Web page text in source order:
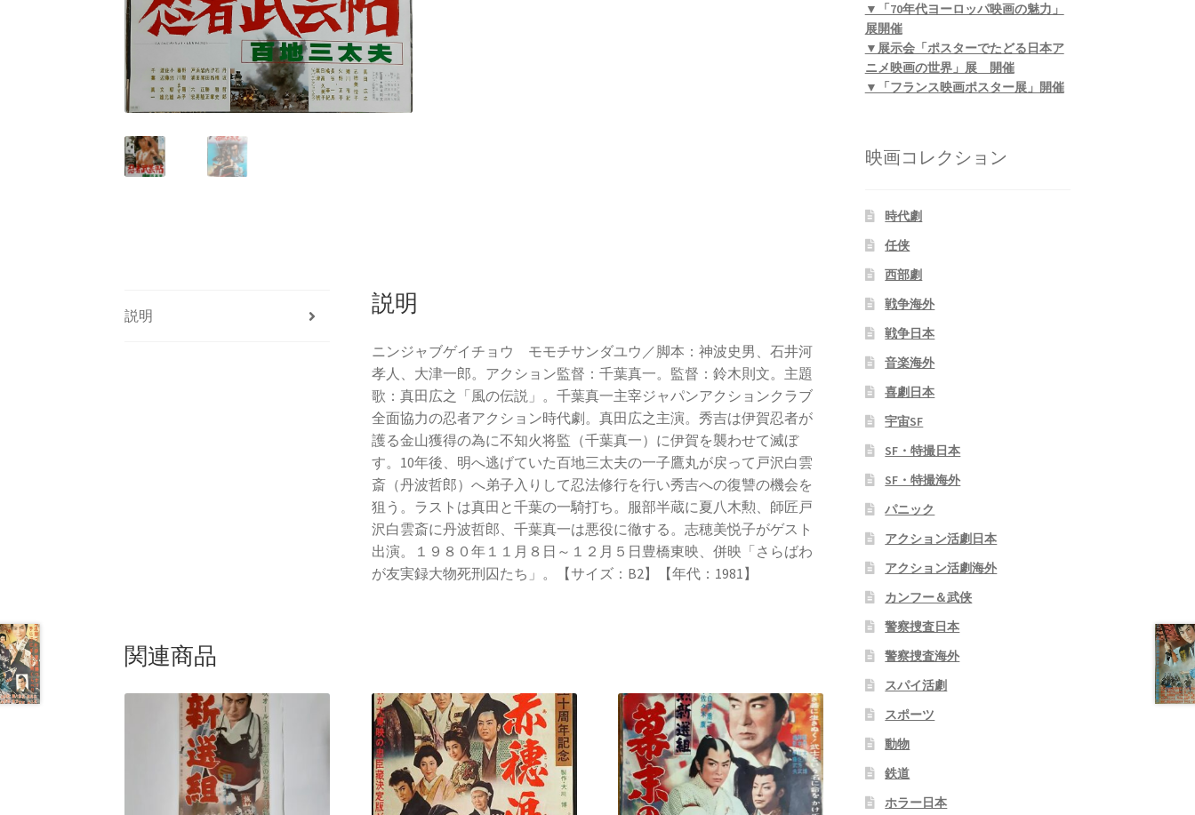
説明 説明
ニンジャブゲイチョウ モモチサンダユウ／脚本：神波史男、石井河
孝人、大津一郎。アクション監督：千葉真一。監督：鈴木則文。主題
歌：真田広之「風の伝説」。千葉真一主宰ジャパンアクションクラブ
全面協力の忍者アクション時代劇。真田広之主演。秀吉は伊賀忍者が
護る金山獲得の為に不知火将監（千葉真一）に伊賀を襲わせて滅ぼ
す。10年後、明へ逃げていた百地三太夫の一子鷹丸が戻って戸沢白雲
斎（丹波哲郎）へ弟子入りして忍法修行を行い秀吉への復讐の機会を
狙う。ラストは真田と千葉の一騎打ち。服部半蔵に夏八木勲、師匠戸
沢白雲斎に丹波哲郎、千葉真一は悪役に徹する。志穂美悦子がゲスト
出演。１９８０年１１月８日～１２月５日豊橋東映、併映「さらばわ
が友実録大物死刑囚たち」。【サイズ：B2】【年代：1981】
関連商品
▼「70年代ヨーロッパ映画の魅力」
展開催
▼展示会「ポスターでたどる日本ア
ニメ映画の世界」展 開催
▼「フランス映画ポスター展」開催
映画コレクション
時代劇
任侠
西部劇
戦争海外
戦争日本
音楽海外
喜劇日本
宇宙SF
SF・特撮日本
SF・特撮海外
パニック
アクション活劇日本
アクション活劇海外
カンフー＆武侠
警察捜査日本
警察捜査海外
スパイ活劇
スポーツ
動物
鉄道
ホラー日本